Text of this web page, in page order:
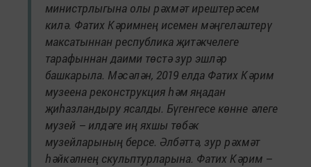
министрлыгына олы рәхмәт ирештерәсем
килә. Фатих Кәримнең исемен мәңгеләштерү
максатыннан республика җитәкчелеге
тарафыннан даими төстә зур эшләр
башкарыла. Мәсәлән, 2019 елда Фатих Кәрим
музеена реконструкция һәм яңадан
җиһазландыру ясалды. Бүгенгесе көнне әлеге
музей – илдәге иң яхшы төбәк
музейларының берсе. Әлбәттә, зур рәхмәт
һәйкәлнең скульптурларына. Фатих Кәрим –